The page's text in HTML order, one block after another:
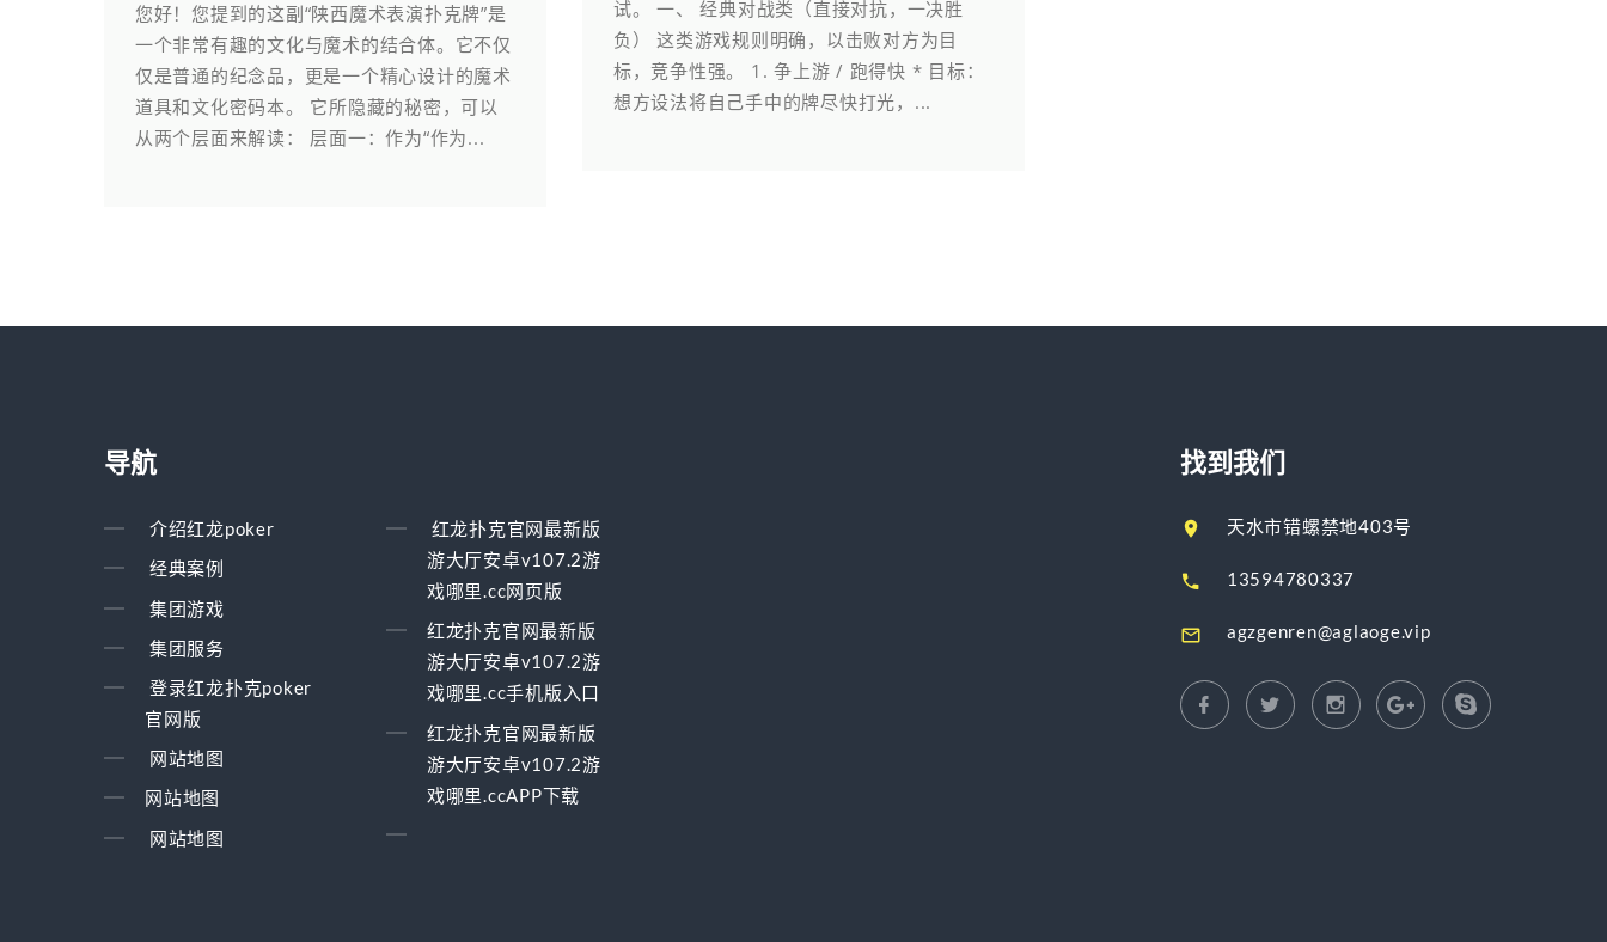
您好！您提到的这副“陕西魔术表演扑克牌”是
一个非常有趣的文化与魔术的结合体。它不仅
仅是普通的纪念品，更是一个精心设计的魔术
道具和文化密码本。 它所隐藏的秘密，可以
从两个层面来解读： 层面一：作为“作为...
试。 一、 经典对战类（直接对抗，一决胜
负） 这类游戏规则明确，以击败对方为目
标，竞争性强。 1. 争上游 / 跑得快 * 目标：
想方设法将自己手中的牌尽快打光，...
导航
介绍红龙poker
经典案例
集团游戏
集团服务
登录红龙扑克poker
官网版
网站地图
网站地图
网站地图
红龙扑克官网最新版
游大厅安卓v107.2游
戏哪里.cc网页版
红龙扑克官网最新版
游大厅安卓v107.2游
戏哪里.cc手机版入口
红龙扑克官网最新版
游大厅安卓v107.2游
戏哪里.ccAPP下载
找到我们
天水市错螺禁地403号
13594780337
agzgenren@aglaoge.vip